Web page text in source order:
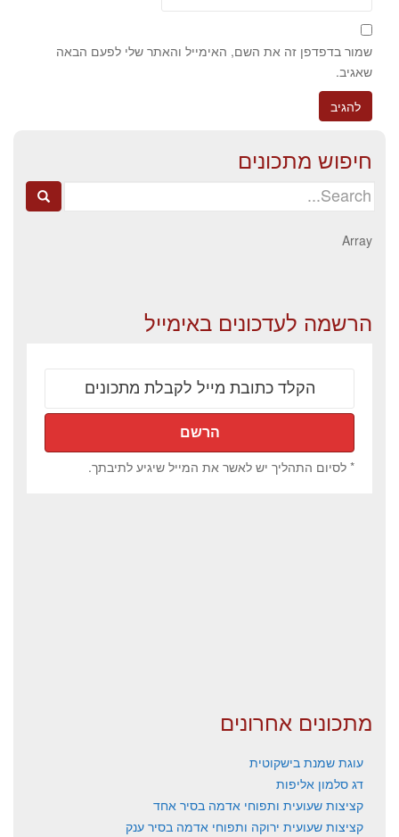
שמור בדפדפן זה את השם, האימייל והאתר שלי לפעם הבאה
שאגיב.
חיפוש מתכונים
Search
Array
הרשמה לעדכונים באימייל
* לסיום התהליך יש לאשר את המייל שיגיע לתיבתך.
מתכונים אחרונים
עוגת שמנת בישקוטית
דג סלמון אליפות
קציצות שעועית ותפוחי אדמה בסיר אחד
קציצות שעועית ירוקה ותפוחי אדמה בסיר ענק